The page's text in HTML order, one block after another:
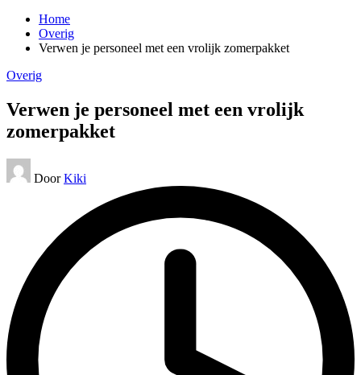
Home
Overig
Verwen je personeel met een vrolijk zomerpakket
Geplaatst
Overig
Verwen je personeel met een vrolijk
zomerpakket
Geplaatst
door DoorKiki